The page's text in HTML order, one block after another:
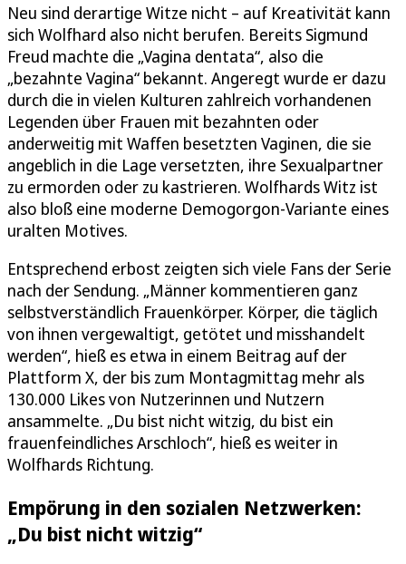
Neu sind derartige Witze nicht – auf Kreativität kann
sich Wolfhard also nicht berufen. Bereits Sigmund
Freud machte die „Vagina dentata“, also die
„bezahnte Vagina“ bekannt. Angeregt wurde er dazu
durch die in vielen Kulturen zahlreich vorhandenen
Legenden über Frauen mit bezahnten oder
anderweitig mit Waffen besetzten Vaginen, die sie
angeblich in die Lage versetzten, ihre Sexualpartner
zu ermorden oder zu kastrieren. Wolfhards Witz ist
also bloß eine moderne Demogorgon-Variante eines
uralten Motives.
Entsprechend erbost zeigten sich viele Fans der Serie
nach der Sendung. „Männer kommentieren ganz
selbstverständlich Frauenkörper. Körper, die täglich
von ihnen vergewaltigt, getötet und misshandelt
werden“, hieß es etwa in einem Beitrag auf der
Plattform X, der bis zum Montagmittag mehr als
130.000 Likes von Nutzerinnen und Nutzern
ansammelte. „Du bist nicht witzig, du bist ein
frauenfeindliches Arschloch“, hieß es weiter in
Wolfhards Richtung.
Empörung in den sozialen Netzwerken:
„Du bist nicht witzig“